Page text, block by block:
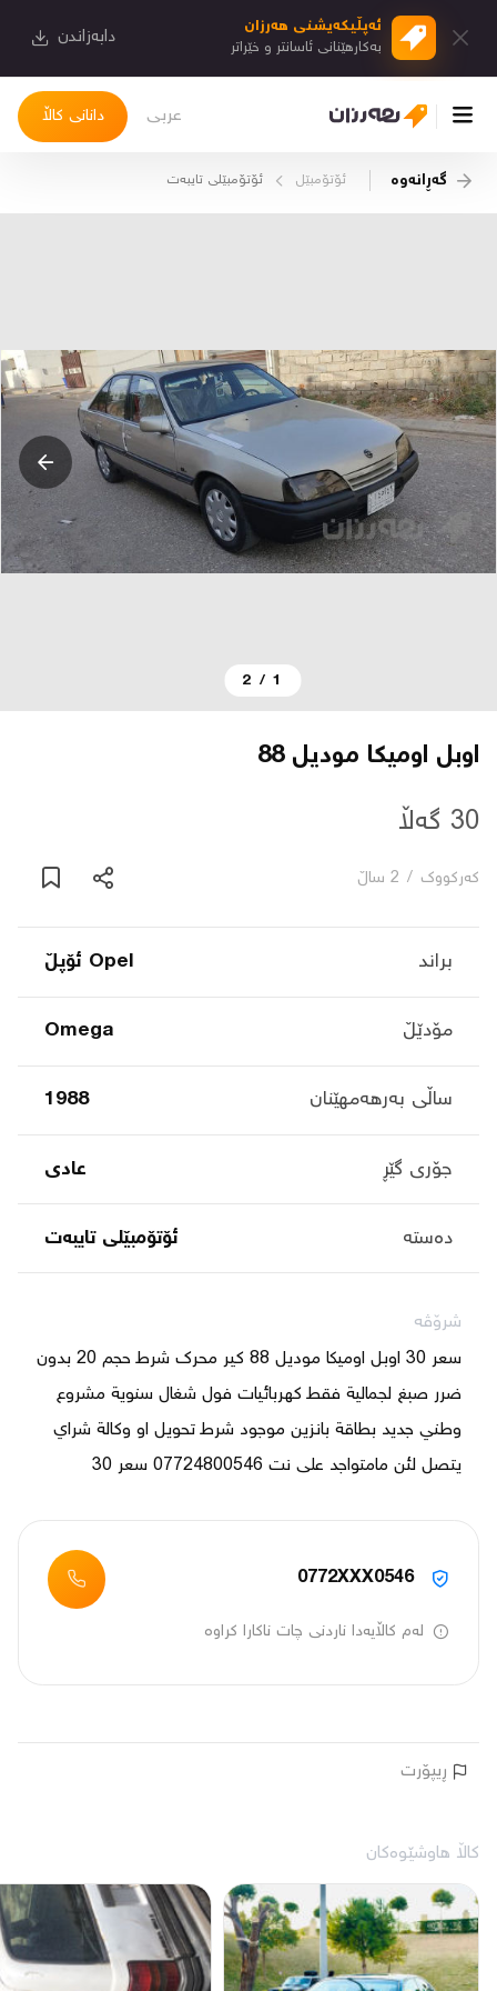
ئەپڵیكەیشنی هەرزان
بەكارهێنانی ئاسانتر و خێراتر دابەزاندن
دانانی کاڵا عربی
دیاریکراوەکانم
دوا بینراوەکان
چات
بڵاگ
شۆپەکان
عربی
گەڕانەوە ئۆتۆمبێل ئۆتۆمبێلی تایبه‌ت
1
/
2
اوبل اوميكا موديل 88
30 گەڵا
کەرکووک / 2 ساڵ
براند Opel ئۆپڵ
مۆدێڵ Omega
ساڵی بەرهەمهێنان 1988
جۆری گێڕ عادی
دەستە ئۆتۆمبێلی تایبه‌ت
شرۆڤە
يتصل لئن مامتواجد على نت 07724800546 سعر 30
0772XXX0546
لەم کاڵایەدا ناردنی چات ناکارا کراوە
ڕیپۆرت
کاڵا هاوشێوەکان